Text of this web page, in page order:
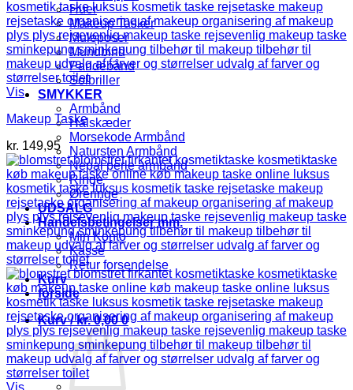
Huer
Makeup Tasker
Muleposer
Mundbind
Pandebånd
Solbriller
SMYKKER
Armbånd
Halskæder
Morsekode Armbånd
Natursten Armbånd
Nepal perle armbånd
Ringe
Øreringe
UDSALG
Handelsbetingelser mm.
Min Konto
Kasse
Retur forsendelse
Kurv
forside
Kurv /kr.0,00 0
Vis
Makeup Taske
kr. 149,95
Vis